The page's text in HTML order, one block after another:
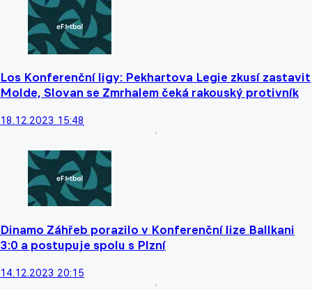
Los Konferenční ligy: Pekhartova Legie zkusí zastavit
Molde, Slovan se Zmrhalem čeká rakouský protivník
18.12.2023 15:48
Dinamo Záhřeb porazilo v Konferenční lize Ballkani
3:0 a postupuje spolu s Plzní
14.12.2023 20:15